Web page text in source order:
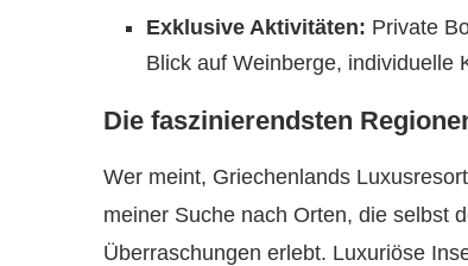
Exklusive Aktivitäten: Private
Blick auf Weinberge, individuelle
Die faszinierendsten
Wer meint, Griechenlands
meiner Suche nach Orten, die selbst
Überraschungen erlebt. Luxuriöse